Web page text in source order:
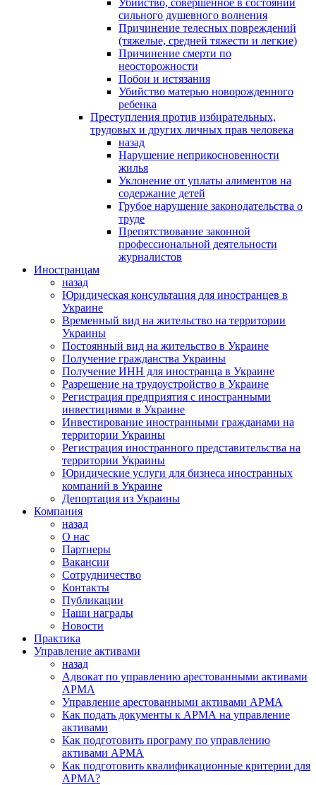
Убийство, совершенное в состоянии
сильного душевного волнения
Причинение телесных повреждений
(тяжелые, средней тяжести и легкие)
Причинение смерти по
неосторожности
Побои и истязания
Убийство матерью новорожденного
ребенка
Преступления против избирательных,
трудовых и других личных прав человека
назад
Нарушение неприкосновенности
жилья
Уклонение от уплаты алиментов на
содержание детей
Грубое нарушение законодательства о
труде
Препятствование законной
профессиональной деятельности
журналистов
Иностранцам
назад
Юридическая консультация для иностранцев в
Украине
Временный вид на жительство на территории
Украины
Постоянный вид на жительство в Украине
Получение гражданства Украины
Получение ИНН для иностранца в Украине
Разрешение на трудоустройство в Украине
Регистрация предприятия с иностранными
инвестициями в Украине
Инвестирование иностранными гражданами на
территории Украины
Регистрация иностранного представительства на
территории Украины
Юридические услуги для бизнеса иностранных
компаний в Украине
Депортация из Украины
Компания
назад
О нас
Партнеры
Вакансии
Сотрудничество
Контакты
Публикации
Наши награды
Новости
Практика
Управление активами
назад
Адвокат по управлению арестованными активами
АРМА
Управление арестованными активами АРМА
Как подать документы к АРМА на управление
активами
Как подготовить програму по управлению
активами АРМА
Как подготовить квалификационные критерии для
АРМА?